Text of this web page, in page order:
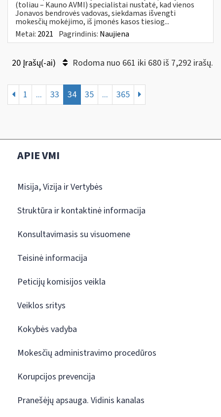
(toliau – Kauno AVMI) specialistai nustatė, kad vienos
Jonavos bendrovės vadovas, siekdamas išvengti
mokesčių mokėjimo, iš įmonės kasos tiesiog...
Metai: 2021 Pagrindinis: Naujiena
20 Įrašų(-ai) Rodoma nuo 661 iki 680 iš 7,292 irašų.
1 ... 33 34 35 ... 365
APIE VMI
Misija, Vizija ir Vertybės
Struktūra ir kontaktinė informacija
Konsultavimasis su visuomene
Teisinė informacija
Peticijų komisijos veikla
Veiklos sritys
Kokybės vadyba
Mokesčių administravimo procedūros
Korupcijos prevencija
Pranešėjų apsauga. Vidinis kanalas